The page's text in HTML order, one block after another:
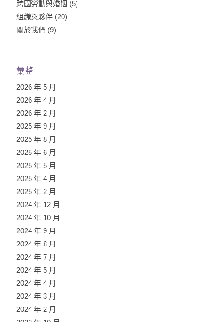
跨國勞動與婚姻 (5)
組織與夥伴(20)
關於我們 (9)
彙整
2026 年 5 月
2026 年 4 月
2026 年 2 月
2025 年 9 月
2025 年 8 月
2025 年 6 月
2025 年 5 月
2025 年 4 月
2025 年 2 月
2024 年 12 月
2024 年 10 月
2024 年 9 月
2024 年 8 月
2024 年 7 月
2024 年 5 月
2024 年 4 月
2024 年 3 月
2024 年 2 月